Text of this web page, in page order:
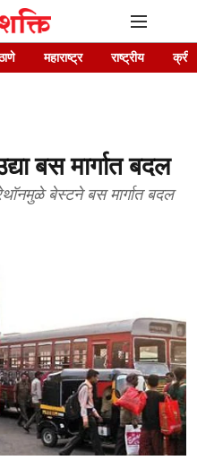
महाराष्ट्र राष्ट्रीय
बस मार्गात बदल
बेस्टने बस मार्गात बदल